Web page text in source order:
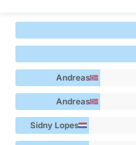
Andreas
Schjelderup 7
Andreas
Schjelderup 7
Sidny Lopes
Cabral 6